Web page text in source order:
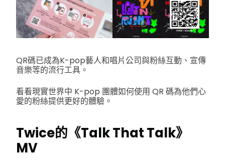
QR碼已成為K-pop藝人和唱片公司與粉絲互動、宣傳
音樂等的流行工具。
看看現實世界中 K-pop 團體如何使用 QR 碼為他們心
愛的粉絲提供更好的體驗。
Twice的《Talk That Talk》
MV